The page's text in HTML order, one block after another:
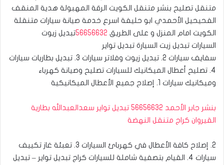
متنقل تصليح بنشر متنقل الكويت الرقة المهبولة هدية المنقف
الفحيحيل الأحمدي ابو حليفة اسرع خدمة صيانة سيارات متنقلة
الكويت امام المنزل و على الطريق 56656632تبديل زيوت
السيارات تبديل زيت السيارة تبديل تواير
سفايف سيارات 2. تبديل زيوت وفلاتر سيارات 3. تبديل بطاريات سيارات
4. تصليح أعطال الميكانيك للسيارات ‎تصليح وصيانة كهرباء
وميكانيك سيارات 1. إصلاح جميع الأعطال الميكانيكية
بنشر جابر الأحمد 56656632 تبديل تواير سعدالعبدالله بطارية
القيروان كراج متنقل النهضة
2. إصلاح كافة الأعطال في كهربائ السيارات 3. تعبئة غاز تكييف
سيارات 4. القيام بتصفية شاملة للسيارات ‎كراج تبديل تواير – تبديل